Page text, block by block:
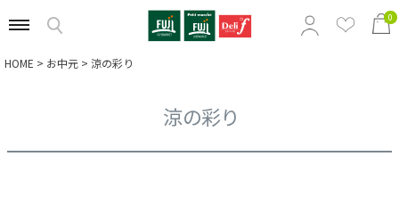
0
HOME お中元 涼の彩り
涼の彩り